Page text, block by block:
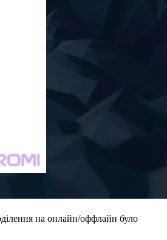
на онлайн/оффлайн було